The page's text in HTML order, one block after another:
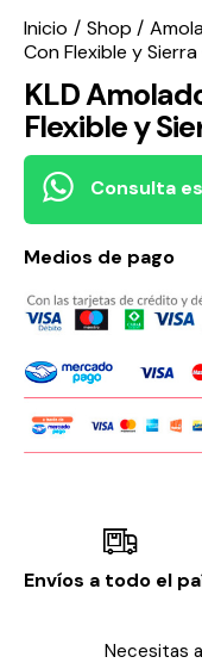
Inicio Shop
Con Flexible y
KLD
Flexible y
Consulta
Medios de pago
Envíos a todo el
Necesitas